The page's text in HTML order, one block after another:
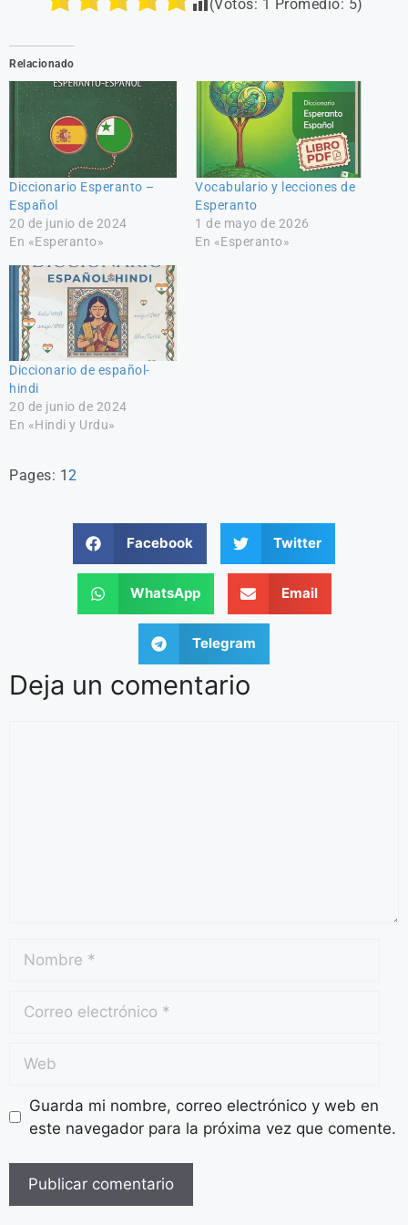
(Votos: 1 Promedio: 5)
Relacionado
Diccionario Esperanto –
Español
20 de junio de 2024
En «Esperanto»
Vocabulario y lecciones de
Esperanto
1 de mayo de 2026
En «Esperanto»
Diccionario de español-
hindi
20 de junio de 2024
En «Hindi y Urdu»
Pages: 12
Facebook Twitter
WhatsApp Email
Telegram
Deja un comentario
Guarda mi nombre, correo electrónico y web en
este navegador para la próxima vez que comente.